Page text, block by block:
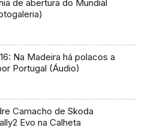
de abertura do Mundial
Na Madeira há polacos a
Portugal (Áudio)
Camacho de Skoda
Evo na Calheta